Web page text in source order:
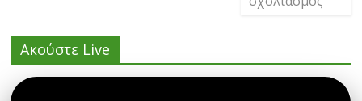
Ακούστε Live